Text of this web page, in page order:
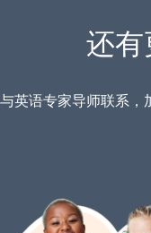
还有
与英语专家导师联系，